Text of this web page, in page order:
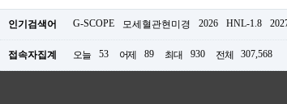
인기검색어 G-SCOPE 모세혈관현미경 2026 HNL-1.8
접속자집계 오늘 53 어제 89 최대 930 전체 307,568